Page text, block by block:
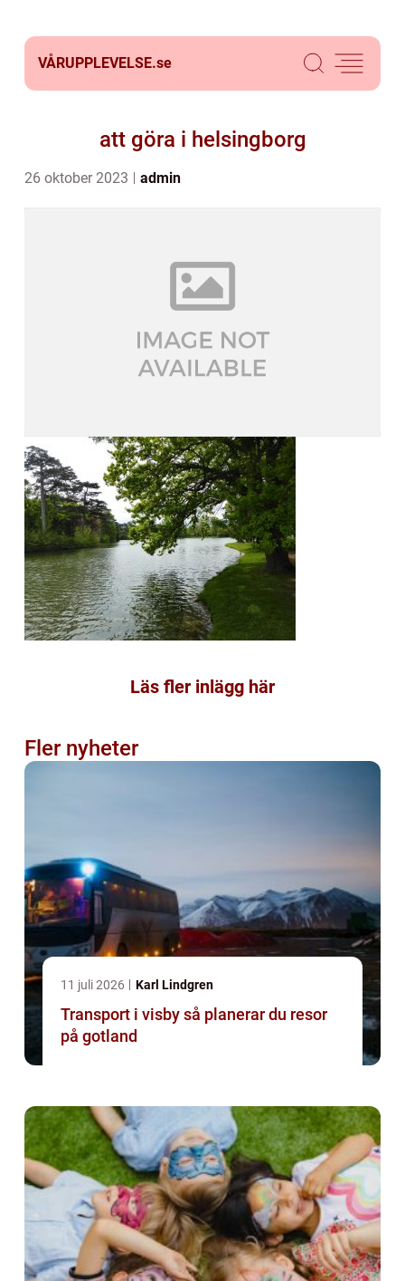
VÅRUPPLEVELSE.se
att göra i helsingborg
26 oktober 2023 admin
Läs fler inlägg här
Fler nyheter
11 juli 2026 Karl Lindgren
Transport i visby så planerar du resor
på gotland